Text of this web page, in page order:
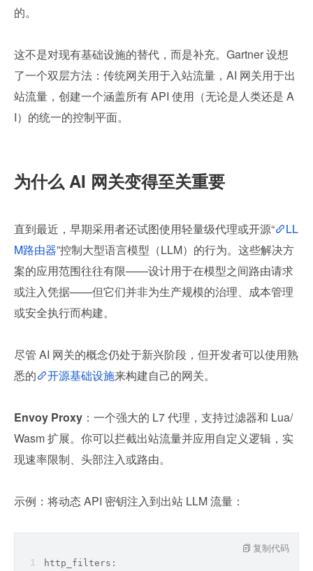
的。
这不是对现有基础设施的替代，而是补充。Gartner 设想
了一个双层方法：传统网关用于入站流量，AI 网关用于出
站流量，创建一个涵盖所有 API 使用（无论是人类还是 A
I）的统一的控制平面。
为什么 AI 网关变得至关重要
直到最近，早期采用者还试图使用轻量级代理或开源“
LL
M路由器”控制大型语言模型（LLM）的行为。这些解决方
案的应用范围往往有限——设计用于在模型之间路由请求
或注入凭据——但它们并非为生产规模的治理、成本管理
或安全执行而构建。
尽管 AI 网关的概念仍处于新兴阶段，但开发者可以使用熟
悉的
开源基础设施来构建自己的网关。
Envoy Proxy ：一个强大的 L7 代理，支持过滤器和 Lua/
Wasm 扩展。你可以拦截出站流量并应用自定义逻辑，实
现速率限制、头部注入或路由。
示例：将动态 API 密钥注入到出站 LLM 流量：
http_filters:
复制代码